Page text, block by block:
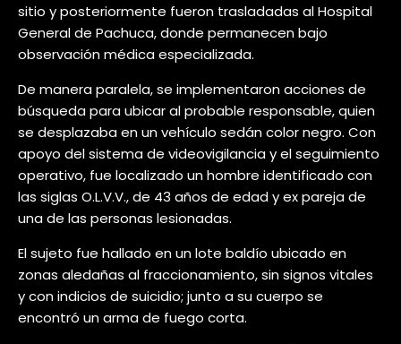
sitio y posteriormente fueron trasladadas al Hospital
General de Pachuca, donde permanecen bajo
observación médica especializada.
De manera paralela, se implementaron acciones de
búsqueda para ubicar al probable responsable, quien
se desplazaba en un vehículo sedán color negro. Con
apoyo del sistema de videovigilancia y el seguimiento
operativo, fue localizado un hombre identificado con
las siglas O.L.V.V., de 43 años de edad y ex pareja de
una de las personas lesionadas.
El sujeto fue hallado en un lote baldío ubicado en
zonas aledañas al fraccionamiento, sin signos vitales
y con indicios de suicidio; junto a su cuerpo se
encontró un arma de fuego corta.